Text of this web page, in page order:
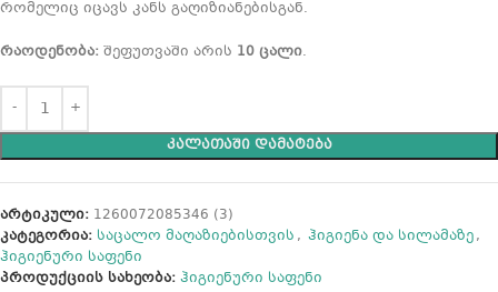
რომელიც იცავს კანს გაღიზიანებისგან.
რაოდენობა: შეფუთვაში არის 10 ცალი.
ᲙᲐᲚᲐᲗᲐᲨᲘ ᲓᲐᲛᲐᲢᲔᲑᲐ
არტიკული: 1260072085346 (3)
კატეგორია: საცალო მაღაზიებისთვის , ჰიგიენა და სილამაზე,
ჰიგიენური საფენი
პროდუქციის სახეობა: ჰიგიენური საფენი